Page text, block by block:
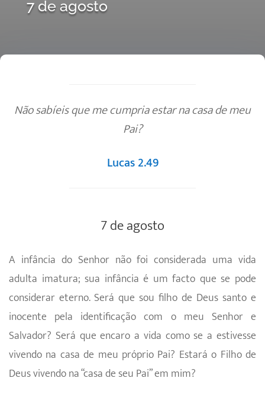
7 de agosto
Não sabíeis que me cumpria estar na casa de meu
Pai?
Lucas 2.49
7 de agosto
A infância do Senhor não foi considerada uma vida
adulta imatura; sua infância é um facto que se pode
considerar eterno. Será que sou filho de Deus santo e
inocente pela identificação com o meu Senhor e
Salvador? Será que encaro a vida como se a estivesse
vivendo na casa de meu próprio Pai? Estará o Filho de
Deus vivendo na “casa de seu Pai” em mim?